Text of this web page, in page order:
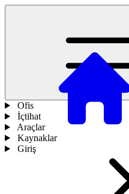
Ofis
İçtihat
Araçlar
Kaynaklar
Giriş